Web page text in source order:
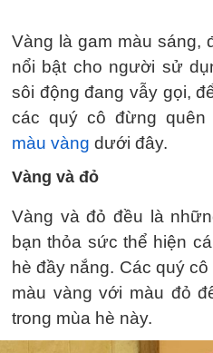
Vàng là gam màu sáng,
nổi bật cho người sử
sôi động đang vẫy gọi,
các quý cô đừng quên
màu vàng dưới đây.
Vàng và đỏ
Vàng và đỏ đều là
bạn thỏa sức thể hiện
hè đầy nắng. Các quý
màu vàng với màu đỏ
trong mùa hè này.